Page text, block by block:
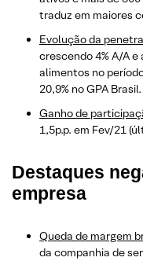
traduz em maiores
Evolução da
crescendo 4% A/A
alimentos no
20,9% no GPA Brasil.
Ganho de
1,5p.p. em Fev/21
Destaques
empresa
Queda de margem
da companhia de